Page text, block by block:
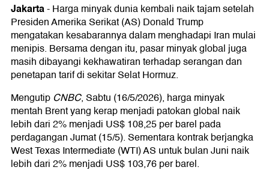
Jakarta-Harga minyak dunia kembali naik tajam setelah
Presiden Amerika Serikat (AS) Donald Trump
mengatakan kesabarannya dalam menghadapi Iran mulai
menipis. Bersama dengan itu, pasar minyak global juga
masih dibayangi kekhawatiran terhadap serangan dan
penetapan tarif di sekitar Selat Hormuz.
MengutipCNBC, Sabtu (16/5/2026), harga minyak
mentah Brent yang kerap menjadi patokan global naik
lebih dari 2% menjadi US$ 108,25 per barel pada
perdagangan Jumat (15/5). Sementara kontrak berjangka
West Texas Intermediate (WTI) AS untuk bulan Juni naik
lebih dari 2% menjadi US$ 103,76 per barel.